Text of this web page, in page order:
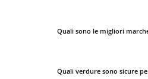
Quali sono le migliori
Quali verdure sono sicure